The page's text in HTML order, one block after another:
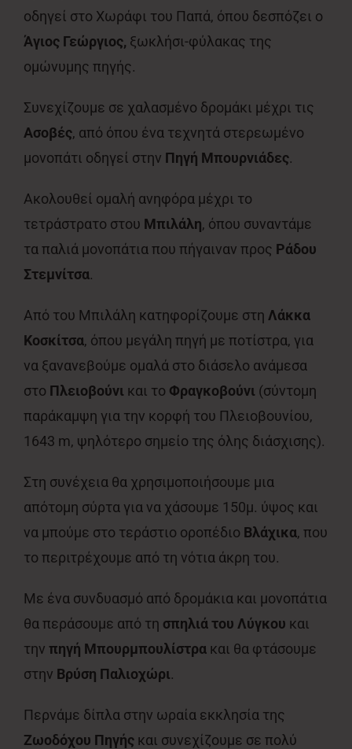
οδηγεί στο Χωράφι του Παπά, όπου δεσπόζει ο
Άγιος Γεώργιος, ξωκλήσι-φύλακας της
ομώνυμης πηγής.
Συνεχίζουμε σε χαλασμένο δρομάκι μέχρι τις
Ασοβές, από όπου ένα τεχνητά στερεωμένο
μονοπάτι οδηγεί στην Πηγή Μπουρνιάδες.
Ακολουθεί ομαλή ανηφόρα μέχρι το
τετράστρατο στου Μπιλάλη, όπου συναντάμε
τα παλιά μονοπάτια που πήγαιναν προς Ράδου
Στεμνίτσα.
Από του Μπιλάλη κατηφορίζουμε στη Λάκκα
Κοσκίτσα, όπου μεγάλη πηγή με ποτίστρα, για
να ξανανεβούμε ομαλά στο διάσελο ανάμεσα
στο Πλειοβούνι και το Φραγκοβούνι (σύντομη
παράκαμψη για την κορφή του Πλειοβουνίου,
1643 m, ψηλότερο σημείο της όλης διάσχισης).
Στη συνέχεια θα χρησιμοποιήσουμε μια
απότομη σύρτα για να χάσουμε 150μ. ύψος και
να μπούμε στο τεράστιο οροπέδιο Βλάχικα, που
το περιτρέχουμε από τη νότια άκρη του.
Με ένα συνδυασμό από δρομάκια και μονοπάτια
θα περάσουμε από τη σπηλιά του Λύγκου και
την πηγή Μπουρμπουλίστρακαι θα φτάσουμε
στην Βρύση Παλιοχώρι.
Περνάμε δίπλα στην ωραία εκκλησία της
Ζωοδόχου Πηγήςκαι συνεχίζουμε σε πολύ